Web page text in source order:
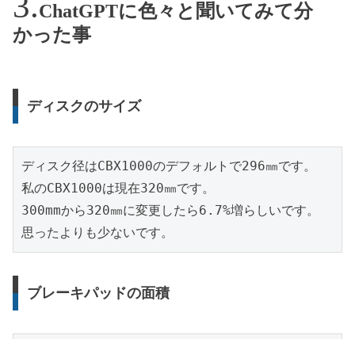
ChatGPTに色々と聞いてみて分
かった事
ディスクのサイズ
ディスク径はCBX1000のデフォルトで296㎜です。
私のCBX1000は現在320㎜です。
300mmから320㎜に変更したら6.7%増らしいです。
思ったよりも少ないです。
ブレーキパッドの面積